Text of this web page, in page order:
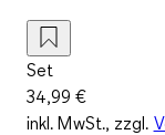
Set
34,99 €
inkl. MwSt., zzgl.